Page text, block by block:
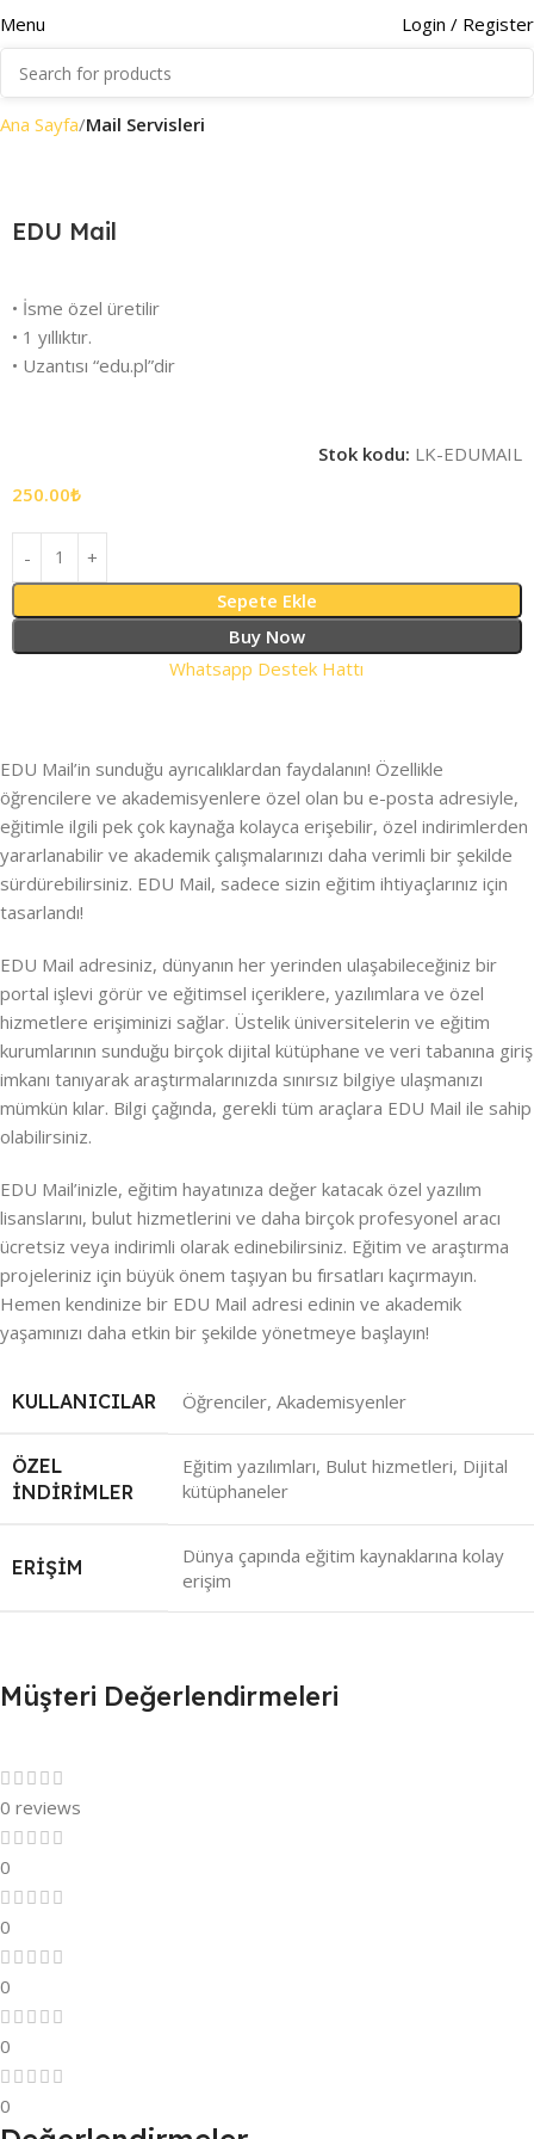
Menu Login / Register
Ana Sayfa Mail Servisleri
EDU Mail
• İsme özel üretilir
• 1 yıllıktır.
• Uzantısı “edu.pl”dir
Stok kodu: LK-EDUMAIL
250.00₺
Sepete Ekle
Buy Now
Whatsapp Destek Hattı
EDU Mail’in sunduğu ayrıcalıklardan faydalanın! Özellikle
öğrencilere ve akademisyenlere özel olan bu e-posta adresiyle,
eğitimle ilgili pek çok kaynağa kolayca erişebilir, özel indirimlerden
yararlanabilir ve akademik çalışmalarınızı daha verimli bir şekilde
sürdürebilirsiniz. EDU Mail, sadece sizin eğitim ihtiyaçlarınız için
tasarlandı!
EDU Mail adresiniz, dünyanın her yerinden ulaşabileceğiniz bir
portal işlevi görür ve eğitimsel içeriklere, yazılımlara ve özel
hizmetlere erişiminizi sağlar. Üstelik üniversitelerin ve eğitim
kurumlarının sunduğu birçok dijital kütüphane ve veri tabanına giriş
imkanı tanıyarak araştırmalarınızda sınırsız bilgiye ulaşmanızı
mümkün kılar. Bilgi çağında, gerekli tüm araçlara EDU Mail ile sahip
olabilirsiniz.
EDU Mail’inizle, eğitim hayatınıza değer katacak özel yazılım
lisanslarını, bulut hizmetlerini ve daha birçok profesyonel aracı
ücretsiz veya indirimli olarak edinebilirsiniz. Eğitim ve araştırma
projeleriniz için büyük önem taşıyan bu fırsatları kaçırmayın.
Hemen kendinize bir EDU Mail adresi edinin ve akademik
yaşamınızı daha etkin bir şekilde yönetmeye başlayın!
KULLANICILAR Öğrenciler, Akademisyenler
ÖZEL
İNDIRIMLER
Eğitim yazılımları, Bulut hizmetleri, Dijital
kütüphaneler
ERIŞIM
Dünya çapında eğitim kaynaklarına kolay
erişim
Müşteri Değerlendirmeleri
0 reviews
0
0
0
0
0